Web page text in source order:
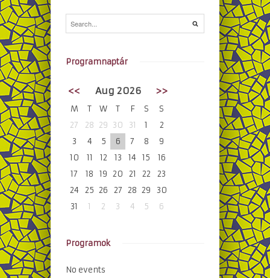
Programnaptár
<< Aug 2026 >>
M T W T F S
S
27
28 29 30 31 1
2
3
4 5 6 7 8
9
10
11 12 13 14 15
16
17
18 19 20 21 22
23
24
25 26 27 28 29
30
31
1 2 3 4 5 6
Programok
No events